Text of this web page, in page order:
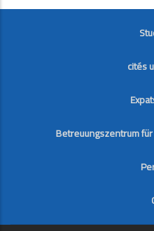
cités
Betreuungszentrum